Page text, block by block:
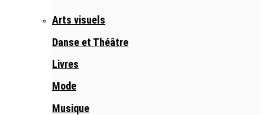
Arts visuels
Danse et Théâtre
Livres
Mode
Musique